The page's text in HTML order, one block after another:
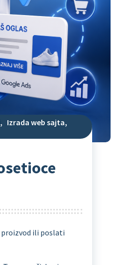
, Izrada web sajta,
proizvod ili poslati